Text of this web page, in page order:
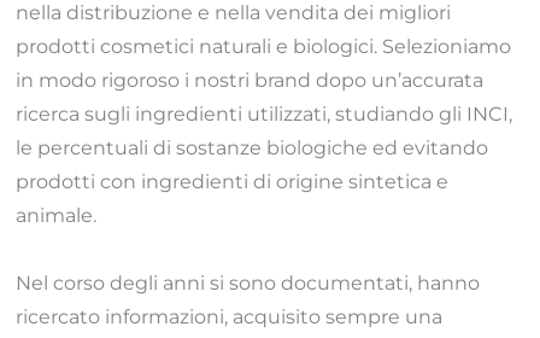
nella distribuzione e nella vendita dei migliori
prodotti cosmetici naturali e biologici. Selezioniamo
in modo rigoroso i nostri brand dopo un’accurata
ricerca sugli ingredienti utilizzati, studiando gli INCI,
le percentuali di sostanze biologiche ed evitando
prodotti con ingredienti di origine sintetica e
animale.
Nel corso degli anni si sono documentati, hanno
ricercato informazioni, acquisito sempre una